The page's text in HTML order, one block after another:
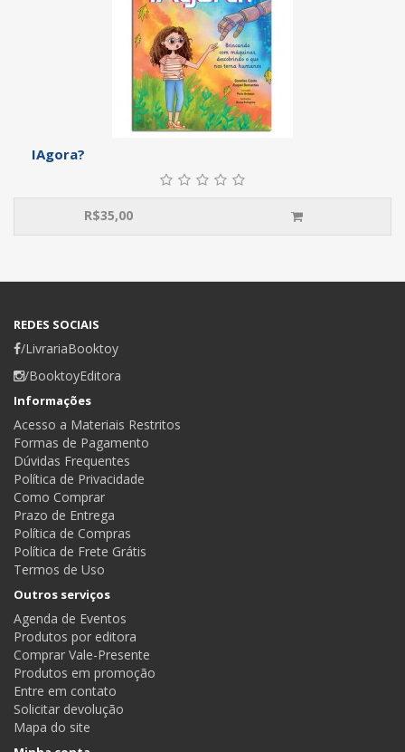
IAgora?
R$35,00
REDES SOCIAIS
/LivrariaBooktoy
/BooktoyEditora
Informações
Acesso a Materiais Restritos
Formas de Pagamento
Dúvidas Frequentes
Política de Privacidade
Como Comprar
Prazo de Entrega
Política de Compras
Política de Frete Grátis
Termos de Uso
Outros serviços
Agenda de Eventos
Produtos por editora
Comprar Vale-Presente
Produtos em promoção
Entre em contato
Solicitar devolução
Mapa do site